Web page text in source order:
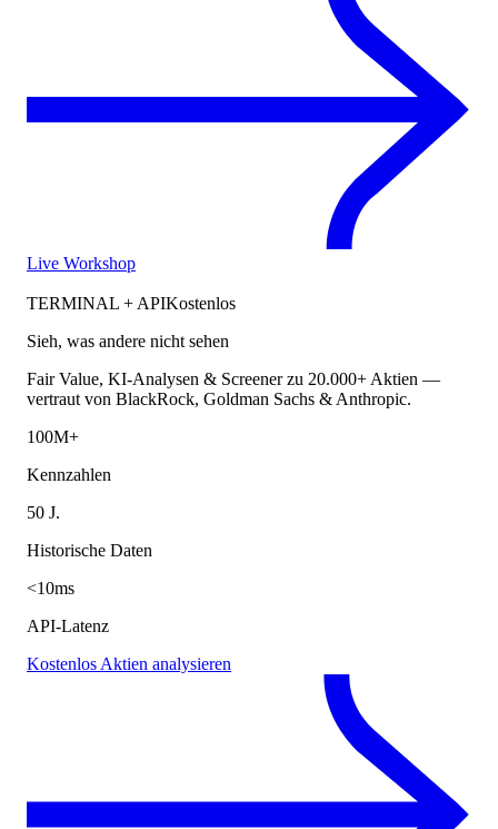
Live Workshop
TERMINAL + APIKostenlos
Sieh, was andere nicht sehen
Fair Value, KI-Analysen & Screener zu 20.000+ Aktien —
vertraut von BlackRock, Goldman Sachs & Anthropic.
100M+
Kennzahlen
50 J.
Historische Daten
<10ms
API-Latenz
Kostenlos Aktien analysieren